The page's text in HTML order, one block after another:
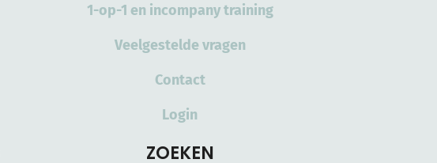
1-op-1 en incompany training
Veelgestelde vragen
Contact
Login
ZOEKEN